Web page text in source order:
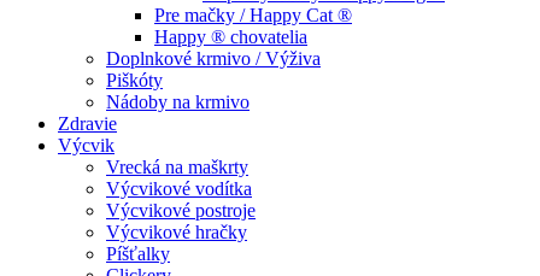
Pre mačky / Happy Cat ®
Happy ® chovatelia
Doplnkové krmivo / Výživa
Piškóty
Nádoby na krmivo
Zdravie
Výcvik
Vrecká na maškrty
Výcvikové vodítka
Výcvikové postroje
Výcvikové hračky
Píšťalky